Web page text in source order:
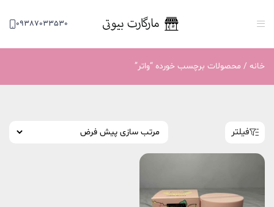
09387033530
خانه / محصولات برچسب خورده “واتر”
فیلتر